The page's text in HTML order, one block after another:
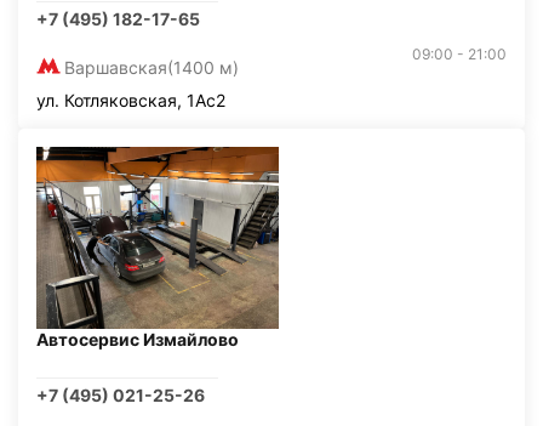
+7 (495) 182-17-65
Варшавская(1400 м)
09:00 - 21:00
ул. Котляковская, 1Ас2
Автосервис Измайлово
+7 (495) 021-25-26